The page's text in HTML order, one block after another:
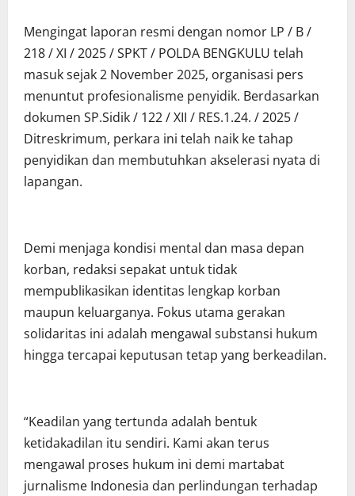
Mengingat laporan resmi dengan nomor LP / B /
218 / XI / 2025 / SPKT / POLDA BENGKULU telah
masuk sejak 2 November 2025, organisasi pers
menuntut profesionalisme penyidik. Berdasarkan
dokumen SP.Sidik / 122 / XII / RES.1.24. / 2025 /
Ditreskrimum, perkara ini telah naik ke tahap
penyidikan dan membutuhkan akselerasi nyata di
lapangan.
Demi menjaga kondisi mental dan masa depan
korban, redaksi sepakat untuk tidak
mempublikasikan identitas lengkap korban
maupun keluarganya. Fokus utama gerakan
solidaritas ini adalah mengawal substansi hukum
hingga tercapai keputusan tetap yang berkeadilan.
“Keadilan yang tertunda adalah bentuk
ketidakadilan itu sendiri. Kami akan terus
mengawal proses hukum ini demi martabat
jurnalisme Indonesia dan perlindungan terhadap